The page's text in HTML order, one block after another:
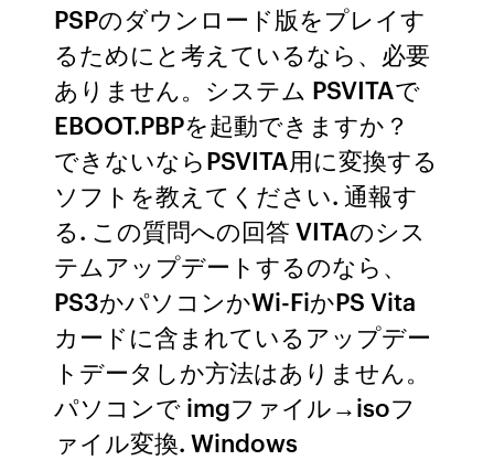
PSPのダウンロード版をプレイす
るためにと考えているなら、必要
ありません。システム PSVITAで
EBOOT.PBPを起動できますか？
できないならPSVITA用に変換する
ソフトを教えてください. 通報す
る. この質問への回答 VITAのシス
テムアップデートするのなら、
PS3かパソコンかWi-FiかPS Vita
カードに含まれているアップデー
トデータしか方法はありません。
パソコンで imgファイル→isoフ
ァイル変換. Windows